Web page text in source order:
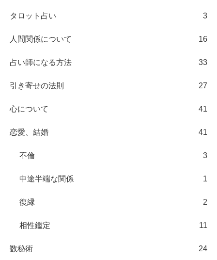
タロット占い 3
人間関係について 16
占い師になる方法 33
引き寄せの法則 27
心について 41
恋愛、結婚 41
不倫 3
中途半端な関係 1
復縁 2
相性鑑定 11
数秘術 24